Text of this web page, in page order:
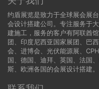
约盾展览是致力于全球展会展
会设计搭建公司。专注服务于
建施工，服务的客户有阿联酋
团、印度尼西亚国家展团、巴
会、进博会、光伏能源展、
国
德国 、迪拜、英国、法国
斯、欧洲各国的会展设计搭建。